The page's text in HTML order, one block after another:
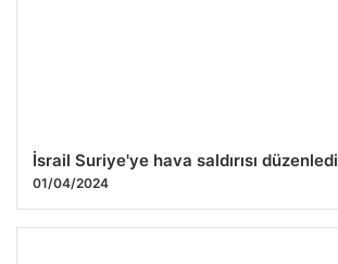
İsrail Suriye'ye hava saldırısı düzenledi
01/04/2024